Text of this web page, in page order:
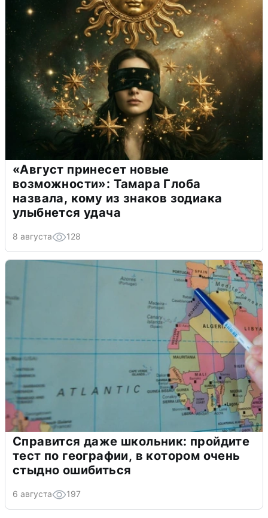
«Август принесет новые
возможности»: Тамара Глоба
назвала, кому из знаков зодиака
улыбнется удача
8 августа 128
Справится даже школьник: пройдите
тест по географии, в котором очень
стыдно ошибиться
6 августа 197